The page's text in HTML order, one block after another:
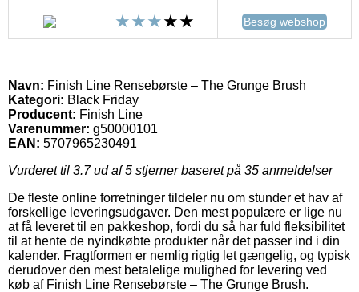
Besøg webshop
Navn: Finish Line Rensebørste – The Grunge Brush
Kategori: Black Friday
Producent: Finish Line
Varenummer: g50000101
EAN: 5707965230491
Vurderet til 3.7ud af 5 stjerner baseret på 35 anmeldelser
De fleste online forretninger tildeler nu om stunder et hav af
forskellige leveringsudgaver. Den mest populære er lige nu
at få leveret til en pakkeshop, fordi du så har fuld fleksibilitet
til at hente de nyindkøbte produkter når det passer ind i din
kalender. Fragtformen er nemlig rigtig let gængelig, og typisk
derudover den mest betalelige mulighed for levering ved
køb af Finish Line Rensebørste – The Grunge Brush.